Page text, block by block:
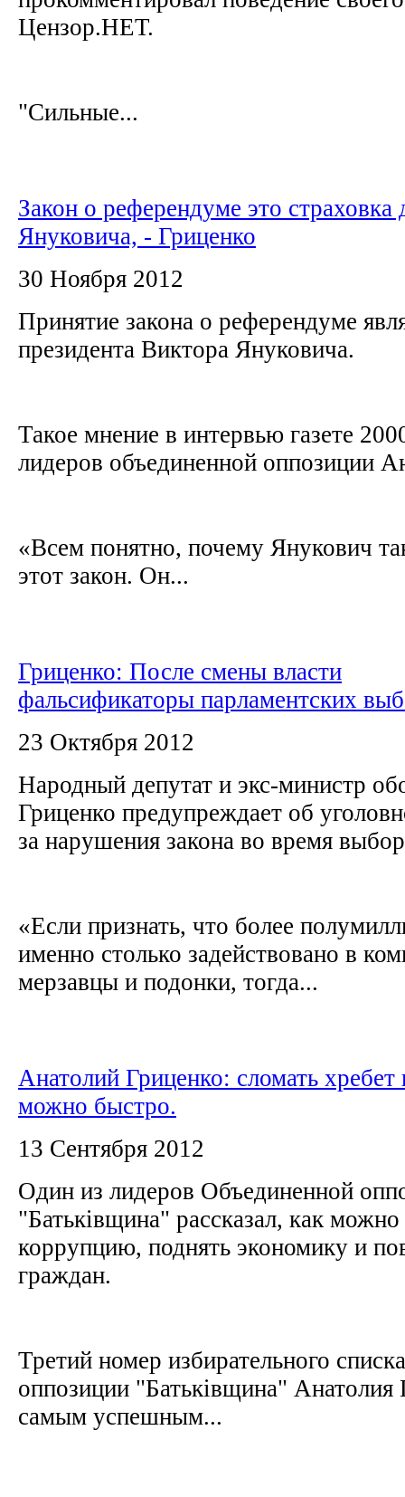
Цензор.НЕТ.
"Сильные...
Закон о референдуме это страховка
Януковича, - Гриценко
30 Ноября 2012
Принятие закона о референдуме
президента Виктора Януковича.
Такое мнение в интервью газете
лидеров объединенной оппозиции
«Всем понятно, почему Янукович
этот закон. Он...
Гриценко: После смены власти
фальсификаторы парламентских
23 Октября 2012
Народный депутат и экс-министр
Гриценко предупреждает об
за нарушения закона во время
«Если признать, что более
именно столько задействовано в
мерзавцы и подонки, тогда...
Анатолий Гриценко: сломать
можно быстро.
13 Сентября 2012
Один из лидеров Объединенной
"Батьківщина" рассказал, как
коррупцию, поднять экономику и
граждан.
Третий номер избирательного
оппозиции "Батьківщина" Анатолия
самым успешным...